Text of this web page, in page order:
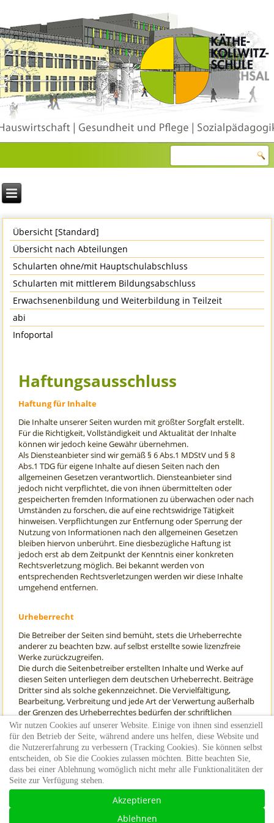
Übersicht [Standard]
Übersicht nach Abteilungen
Schularten ohne/mit Hauptschulabschluss
Schularten mit mittlerem Bildungsabschluss
Erwachsenenbildung und Weiterbildung in Teilzeit
abi
Infoportal
Haftungsausschluss
Haftung für Inhalte
Die Inhalte unserer Seiten wurden mit größter Sorgfalt erstellt.
Für die Richtigkeit, Vollständigkeit und Aktualität der Inhalte
können wir jedoch keine Gewähr übernehmen.
Als Diensteanbieter sind wir gemäß § 6 Abs.1 MDStV und § 8
Abs.1 TDG für eigene Inhalte auf diesen Seiten nach den
allgemeinen Gesetzen verantwortlich. Diensteanbieter sind
jedoch nicht verpflichtet, die von ihnen übermittelten oder
gespeicherten fremden Informationen zu überwachen oder nach
Umständen zu forschen, die auf eine rechtswidrige Tätigkeit
hinweisen. Verpflichtungen zur Entfernung oder Sperrung der
Nutzung von Informationen nach den allgemeinen Gesetzen
bleiben hiervon unberührt. Eine diesbezügliche Haftung ist
jedoch erst ab dem Zeitpunkt der Kenntnis einer konkreten
Rechtsverletzung möglich. Bei bekannt werden von
entsprechenden Rechtsverletzungen werden wir diese Inhalte
umgehend entfernen.
Urheberrecht
Die Betreiber der Seiten sind bemüht, stets die Urheberrechte
anderer zu beachten bzw. auf selbst erstellte sowie lizenzfreie
Werke zurückzugreifen.
Die durch die Seitenbetreiber erstellten Inhalte und Werke auf
diesen Seiten unterliegen dem deutschen Urheberrecht. Beiträge
Dritter sind als solche gekennzeichnet. Die Vervielfältigung,
Bearbeitung, Verbreitung und jede Art der Verwertung außerhalb
der Grenzen des Urheberrechtes bedürfen der schriftlichen
Zustimmung des jeweiligen Autors bzw. Erstellers. Downloads
und Kopien dieser Seite sind nur für den privaten, nicht
kommerziellen Gebrauch gestattet.
letzte Aktualisierung: 01.11.2019
©2026 Käthe Kollwitz Schule, Bruchsal |
Wir nutzen Cookies auf unserer Website. Einige von ihnen sind essenziell
für den Betrieb der Seite, während andere uns helfen, diese Website und
die Nutzererfahrung zu verbessern (Tracking Cookies). Sie können selbst
entscheiden, ob Sie die Cookies zulassen möchten. Bitte beachten Sie,
dass bei einer Ablehnung womöglich nicht mehr alle Funktionalitäten der
Seite zur Verfügung stehen.
Akzeptieren
Ablehnen